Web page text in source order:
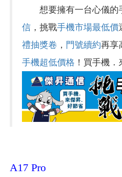
想要擁有一台心儀的
信 ，挑戰手機市場最低價
禮抽獎卷 ， 門號續約再享
手機超低價格 ！買手機．
A17 Pro